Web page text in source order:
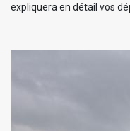
expliquera en détail vos